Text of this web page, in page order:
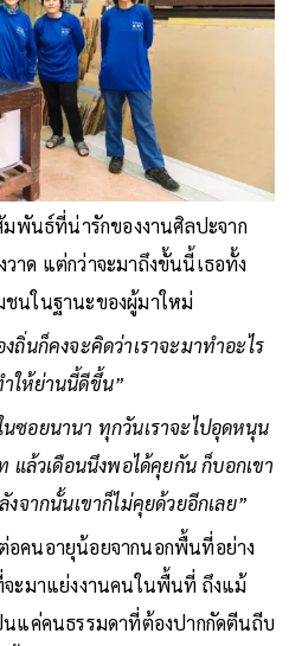
มพันธ์ที่น่ารักของงานศิลปะจาก
าด แต่กว่าจะมาถึงขั้นนี้เธอทั้ง
นในฐานะของผู้มาใหม่
นก็คงจะคิดว่าเราจะมาทำอะไร
ให้ย่านนี้ดีขึ้น”
ซอยนานา ทุกวันเราจะไปอุดหนุน
แล้วเดือนนึงพอได้คุยกัน ก็บอกเขา
จากนั้นเขาก็ไม่คุยด้วยอีกเลย”
คนอายุน้อยจากนอกพื้นที่อย่าง
ะมาแย่งงานคนในพื้นที่ ถึงแม้
แค่คนธรรมดาที่ต้องปากกัดตีนถีบ